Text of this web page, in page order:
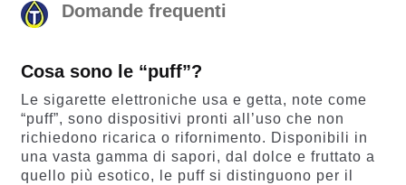
Domande frequenti
Cosa sono le “puff”?
Le sigarette elettroniche usa e getta, note come
“puff”, sono dispositivi pronti all’uso che non
richiedono ricarica o rifornimento. Disponibili in
una vasta gamma di sapori, dal dolce e fruttato a
quello più esotico, le puff si distinguono per il